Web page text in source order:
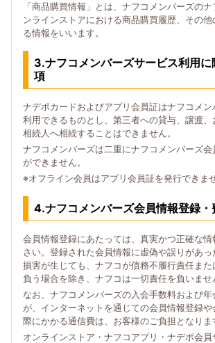
「商品購買情報」とは、ナフコメンバーズの
ンラインストアにおける商品購買履歴、その
る情報をいいます。
3.ナフコメンバーズサービス利用に
項
ナデポカードおよびアプリ会員証はナフコメ
利用できるものとし、第三者への貸与、譲渡、
相続人へ相続することはできません。
ナフコメンバーズは二重にナフコメンバーズ会
ができません。
※オフライン会員はアプリ会員証を発行できませ
4.ナフコメンバーズ会員情報登録・
会員情報登録にあたっては、真実かつ正確な
さい。登録された会員情報に虚偽や誤りがあっ
損害が生じても、ナフコが債務不履行責任また
負う場合を除き、ナフコは一切責任を負いませ
なお、ナフコメンバーズの入会手数料および年
が、インターネットを通じての会員情報登録
際にかかる通信費は、お客様のご負担となりま
オンラインストア・ナフコアプリ・ナデポ会